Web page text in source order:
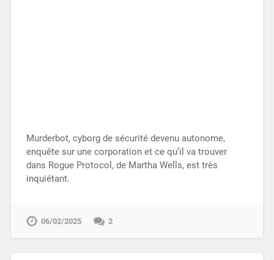
Murderbot, cyborg de sécurité devenu autonome,
enquête sur une corporation et ce qu’il va trouver
dans Rogue Protocol, de Martha Wells, est très
inquiétant.
06/02/2025 2